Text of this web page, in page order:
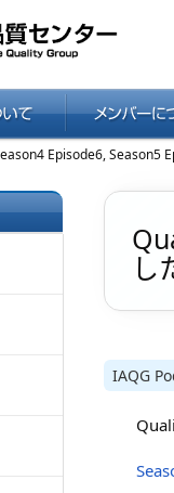
し
IAQG